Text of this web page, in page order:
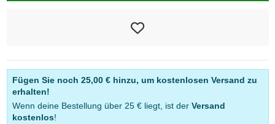
Fügen Sie noch 25,00 €hinzu, um kostenlosen Versand zu
erhalten!
Wenn deine Bestellung über 25 € liegt, ist der Versand
kostenlos!